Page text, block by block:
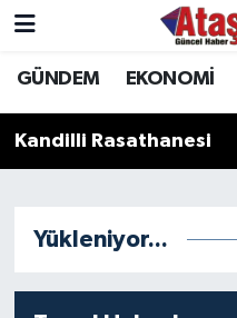
GÜNDEM EKONOMİ
Kandilli Rasathanesi
Yükleniyor...
Hava Durumu
Trafik Durumu
Tüm Manşetler
Son Dakika Haberleri